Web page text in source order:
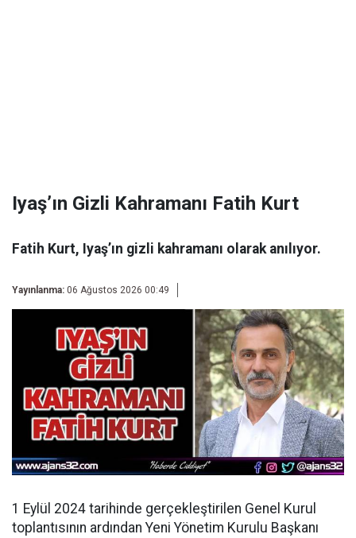
Iyaş’ın Gizli Kahramanı Fatih Kurt
Fatih Kurt, Iyaş’ın gizli kahramanı olarak anılıyor.
Yayınlanma: 06 Ağustos 2026 00:49
1 Eylül 2024 tarihinde gerçekleştirilen Genel Kurul
toplantısının ardından Yeni Yönetim Kurulu Başkanı